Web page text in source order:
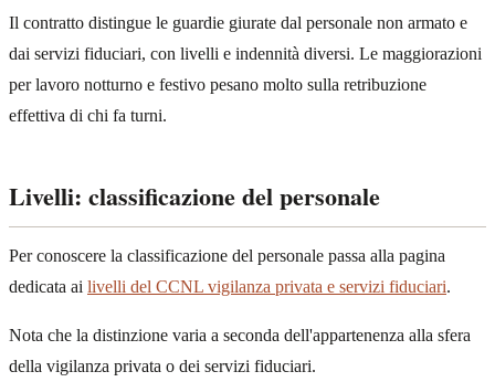
Il contratto distingue le guardie giurate dal personale non armato e
dai servizi fiduciari, con livelli e indennità diversi. Le maggiorazioni
per lavoro notturno e festivo pesano molto sulla retribuzione
effettiva di chi fa turni.
Livelli: classificazione del personale
Per conoscere la classificazione del personale passa alla pagina
dedicata ai livelli del CCNL vigilanza privata e servizi fiduciari.
Nota che la distinzione varia a seconda dell'appartenenza alla sfera
della vigilanza privata o dei servizi fiduciari.